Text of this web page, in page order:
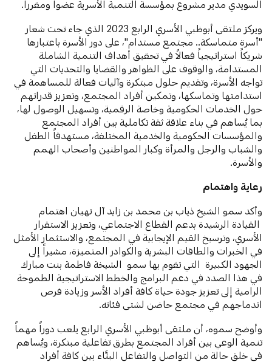
السويدي مدير مشروع بمؤسسة التنمية الأسرية عضواً ومقرراً.
ويركز ملتقى أبوظبي الأسري الرابع 2023 الذي جاء تحت شعار
"أسرة متماسكة.. مجتمع مستدام"، على دور الأسرة باعتبارها
شريكاً استراتيجياً فعالاً في تحقيق أهداف التنمية الشاملة
المستدامة، والوقوف على الظواهر والقضايا والتحديات التي
تواجه الأسرة، وتقديم حلول مبتكرة وآليات فعالة للمساهمة في
استدامتها وتماسكها، وتمكين أفراد المجتمع، وتعزيز قدراتهم
حول الخدمات الحكومية وخاصة الرقمية، وتسهيل الوصول لها،
بما يُساهم في بناء علاقة ثقة تكاملية بين أفراد المجتمع
والمؤسسات الحكومية والخدمية المختلفة، مستهدفاً الطفل
والشباب والرجل والمرأة وكبار المواطنين وأصحاب الهمم
والأسرة.
وأكد سمو الشيخ ذياب بن محمد بن زايد آل نهيان اهتمام
القيادة الرشيدة بدعم القطاع الاجتماعي، وتعزيز الاستقرار
الأسري، وترسيخ القيم الإيجابية في المجتمع، والاستثمار الأمثل
في الخبرات والطاقات البشرية والكوادر المتميزة، مشيراً إلى
الجهود الكبيرة التي تقوم بها سمو الشيخة فاطمة بنت مبارك
في هذا الصدد في دعم البرامج والخطط الاستراتيجية الطموحة
الرامية إلى تعزيز جودة حياة كافة أفراد الأسر وزيادة فرص
اندماجهم في مجتمع حاضن لشتى فئاته.
وأوضح سموه، أن ملتقى أبوظبي الأسري الرابع يلعب دوراً مهماً
تنمية الوعي بين أفراد المجتمع بطرق تفاعلية مبتكرة، ويُساهم
في خلق حالة من التواصل والتفاعل البنَّاء بين كافة أفراد